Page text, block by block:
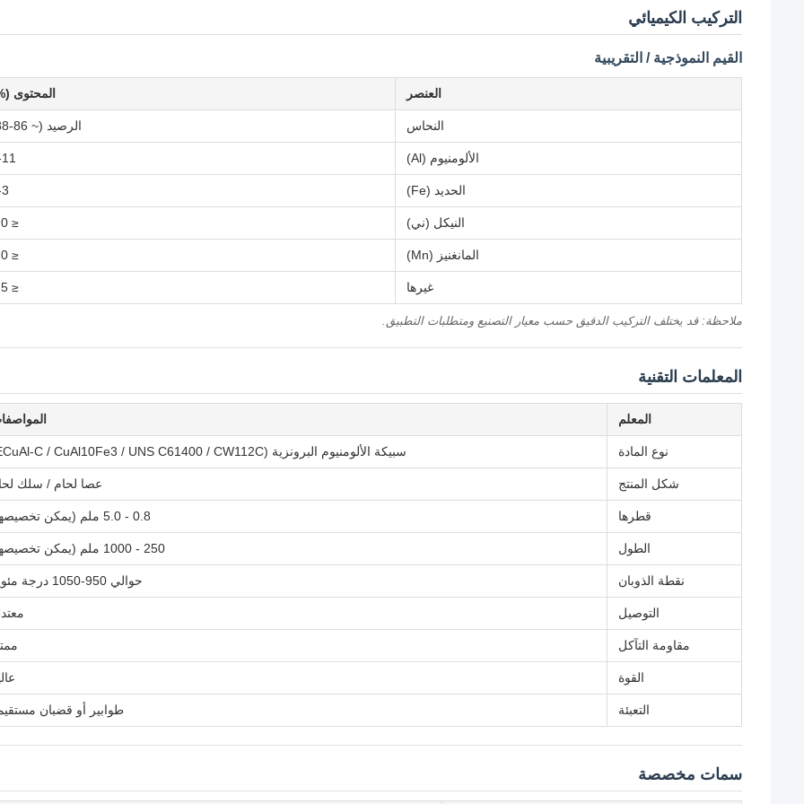
التركيب الكيميائي
القيم النموذجية / التقريبية
العنصر المحتوى
النحاس الرصيد (~ 86-88)
الألومنيوم (Al)
الحديد (Fe)
النيكل (ني) ≤ 1.0
المانغنيز (Mn) ≤ 1.0
غيرها ≤ 0.5
ملاحظة: قد يختلف التركيب الدقيق حسب معيار التصنيع ومتطلبات التطبيق.
المعلمات التقنية
المعلم
نوع المادة سبيكة الألومنيوم البرونزية (ECuAl-C / CuAl10Fe3 / UNS C61400 / CW112C)
شكل المنتج عصا لحام / سلك
قطرها 0.8 - 5.0 ملم (يمكن تخصيصها)
الطول 250 - 1000 ملم (يمكن تخصيصها)
نقطة الذوبان حوالي 950-1050 درجة مئوية
التوصيل
مقاومة التآكل
القوة
التعبئة طوابير أو قضبان
سمات مخصصة